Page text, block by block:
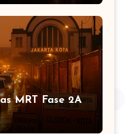
MRT Fase 2A